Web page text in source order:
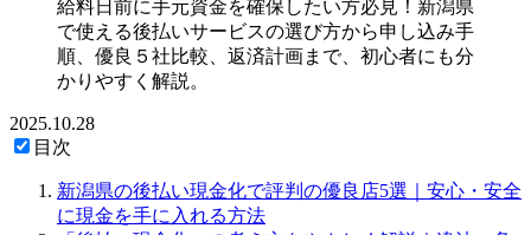
給料日前に手元資金を確保したい方必見！新潟県
で使える後払いサービスの選び方から申し込み手
順、優良５社比較、返済計画まで、初心者にも分
かりやすく解説。
2025.10.28
目次
新潟県の後払い現金化で評判の優良店5選｜安心・安全
に現金を手に入れる方法